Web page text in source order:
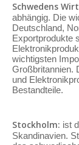
Schwedens
abhängig. Die
Deutschland,
Exportprodukte
wichtigsten
Großbritannien.
und
Bestandteile.
Stockholm: ist
Skandinavien.